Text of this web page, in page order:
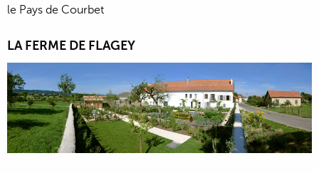
le Pays de Courbet
LA FERME DE FLAGEY